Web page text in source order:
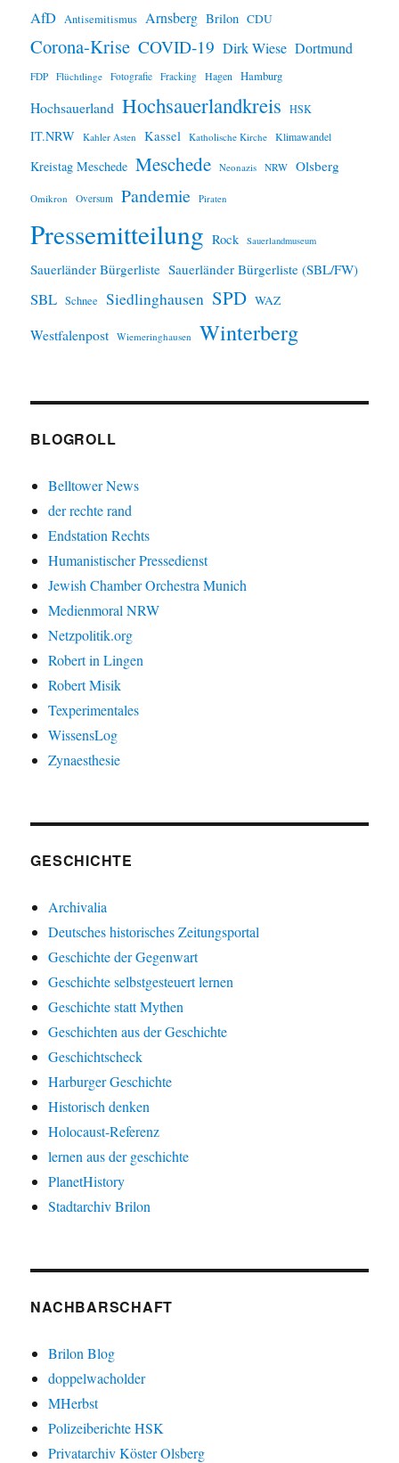
s
AfD Antisemitismus Arnsberg Brilon CDU
Corona-Krise COVID-19 Dirk Wiese Dortmund
FDP Flüchtlinge Fotografie Fracking Hagen Hamburg
Hochsauerland Hochsauerlandkreis HSK
IT.NRW Kahler Asten Kassel Katholische Kirche Klimawandel
Kreistag Meschede Meschede Neonazis NRW Olsberg
Omikron Oversum Pandemie Piraten
Pressemitteilung Rock Sauerlandmuseum
Sauerländer Bürgerliste Sauerländer Bürgerliste (SBL/FW)
SBL Schnee Siedlinghausen SPD WAZ
Westfalenpost Wiemeringhausen Winterberg
BLOGROLL
Belltower News
der rechte rand
Endstation Rechts
Humanistischer Pressedienst
Jewish Chamber Orchestra Munich
Medienmoral NRW
Netzpolitik.org
Robert in Lingen
Robert Misik
Texperimentales
WissensLog
Zynaesthesie
GESCHICHTE
Archivalia
Deutsches historisches Zeitungsportal
Geschichte der Gegenwart
Geschichte selbstgesteuert lernen
Geschichte statt Mythen
Geschichten aus der Geschichte
Geschichtscheck
Harburger Geschichte
Historisch denken
Holocaust-Referenz
lernen aus der geschichte
PlanetHistory
Stadtarchiv Brilon
NACHBARSCHAFT
Brilon Blog
doppelwacholder
MHerbst
Polizeiberichte HSK
Privatarchiv Köster Olsberg